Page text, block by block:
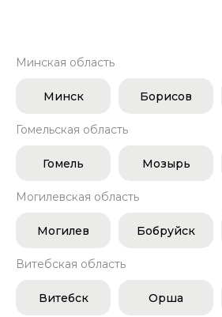
Минская область
Минск Борисов
Гомельская область
Гомель Мозырь
Могилевская область
Могилев Бобруйск
Витебская область
Витебск Орша